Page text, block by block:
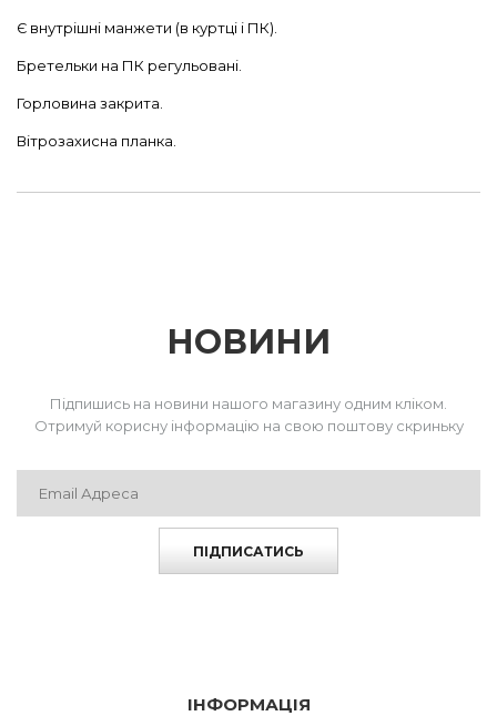
Є внутрішні манжети (в куртці і ПК).
Бретельки на ПК регульовані.
Горловина закрита.
Вітрозахисна планка.
РЕКОМЕНДАЦІЇ ПО ДОГЛЯДУ
прати якомога рідше, адже після цього вона втрачає свої
властивості. Також не рекомендується застосовувати звичні
та захисні властивості тканини.
НОВИНИ
Підпишись на новини нашого магазину одним кліком.
Отримуй корисну інформацію на свою поштову скриньку
ПІДПИСАТИСЬ
ІНФОРМАЦІЯ